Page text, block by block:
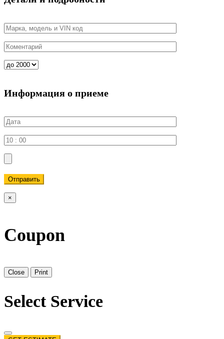
Информация о приеме
Отправить
×
Coupon
Close Print
Select Service